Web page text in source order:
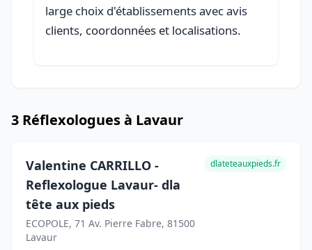
large choix d'établissements avec avis
clients, coordonnées et localisations.
3 Réflexologues à Lavaur
Valentine CARRILLO -
Reflexologue Lavaur- dla
tête aux pieds
ECOPOLE, 71 Av. Pierre Fabre, 81500
Lavaur
dlateteauxpieds.fr